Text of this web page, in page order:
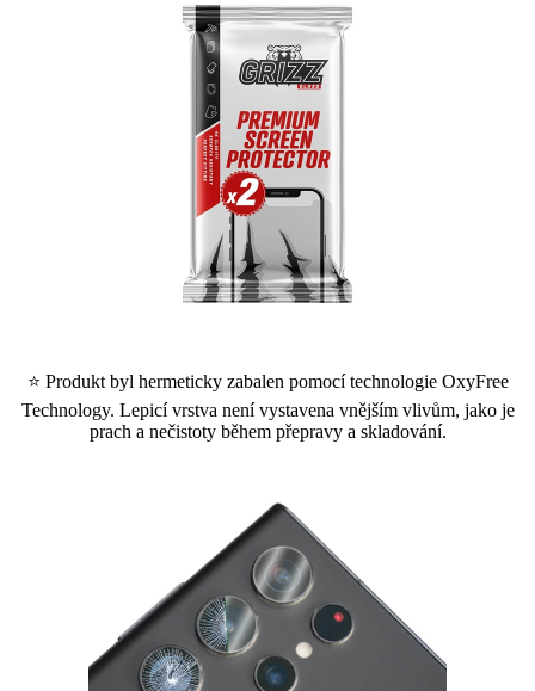
⭐ Produkt byl hermeticky zabalen pomocí technologie OxyFree
Technology. Lepicí vrstva není vystavena vnějším vlivům, jako je
prach a nečistoty během přepravy a skladování.